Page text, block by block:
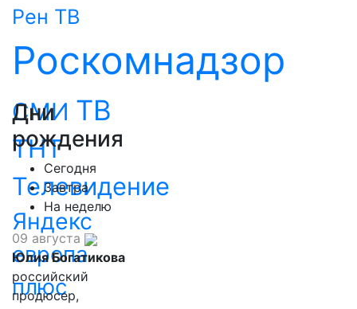
Рен ТВ
Роскомнадзор
СМИ ТВ
ТНТ
Телевидение
Яндекс
европа
плюс
Дни
рождения
Сегодня
Завтра
На неделю
09 августа
Юлия Богатикова
российский
продюсер,